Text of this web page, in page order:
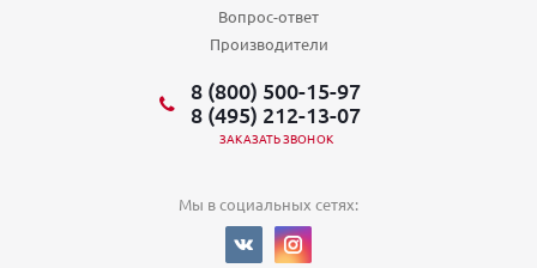
Вопрос-ответ
Производители
8 (800) 500-15-97
8 (495) 212-13-07
ЗАКАЗАТЬ ЗВОНОК
Мы в социальных сетях: